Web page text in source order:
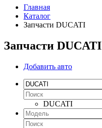
Главная
Каталог
Запчасти DUCATI
Запчасти DUCATI
Добавить авто
DUCATI